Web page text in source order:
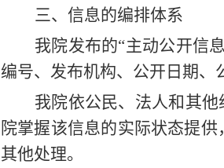
三、信息的编排体系
我院发布的“主动公开信
编号、发布机构、公开日期、
我院依公民、法人和其
院掌握该信息的实际状态提
其他处理。